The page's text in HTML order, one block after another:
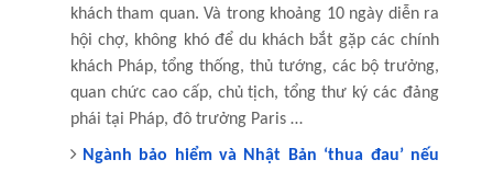
khách tham quan. Và trong khoảng 10 ngày diễn ra
hội chợ, không khó để du khách bắt gặp các chính
khách Pháp, tổng thống, thủ tướng, các bộ trưởng,
quan chức cao cấp, chủ tịch, tổng thư ký các đảng
phái tại Pháp, đô trưởng Paris …
Ngành bảo hiểm và Nhật Bản ‘thua đau’ nếu